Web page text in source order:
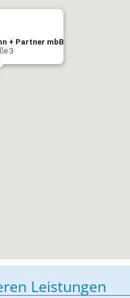
+ Partner mbB
3
Leistungen